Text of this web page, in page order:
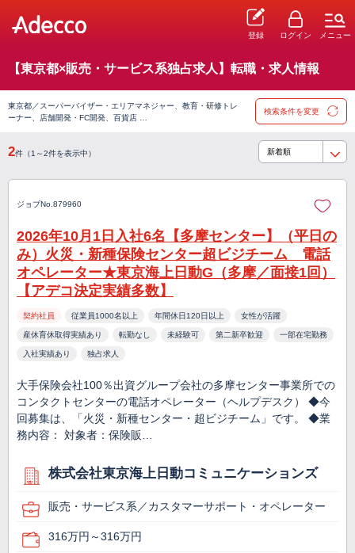
登録 ログイン メニュー
【東京都×販売・サービス系独占求人】転職・求人情報
東京都／スーパーバイザー・エリアマネジャー、教育・研修トレ
ーナー、店舗開発・FC開発、百貨店 …
検索条件を変更
2件（1～2件を表示中）
ジョブNo.879960
2026年10月1日入社6名【多摩センター】（平日の
み）火災・新種保険センター超ビジチーム 電話
オペレーター★東京海上日動G（多摩／面接1回）
【アデコ決定実績多数】
契約社員 従業員1000名以上 年間休日120日以上 女性が活躍
産休育休取得実績あり 転勤なし 未経験可 第二新卒歓迎 一部在宅勤務
入社実績あり 独占求人
大手保険会社100％出資グループ会社の多摩センター事業所での
コンタクトセンターの電話オペレーター（ヘルプデスク） ◆今
回募集は、「火災・新種センター・超ビジチーム」です。 ◆業
務内容： 対象者：保険販…
株式会社東京海上日動コミュニケーションズ
販売・サービス系／カスタマーサポート・オペレーター
316万円～316万円